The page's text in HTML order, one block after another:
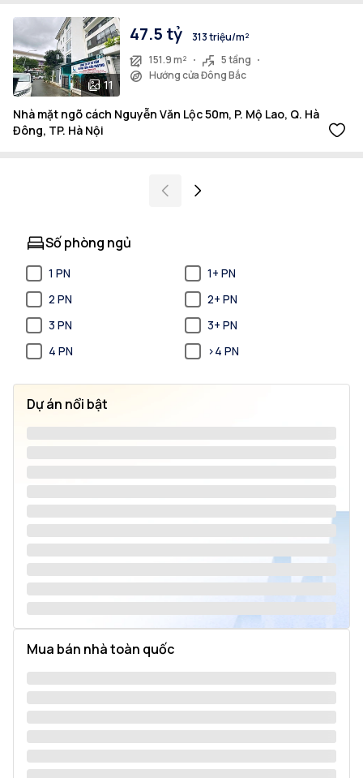
11
47.5 tỷ
313 triệu/m²
151.9 m²
5 tầng
Hướng cửa Đông Bắc
Nhà mặt ngõ cách Nguyễn Văn Lộc 50m, P. Mộ Lao, Q. Hà
Đông, TP. Hà Nội
Số phòng ngủ
1 PN
1+ PN
2 PN
2+ PN
3 PN
3+ PN
4 PN
>4 PN
Dự án nổi bật
Mua bán nhà toàn quốc